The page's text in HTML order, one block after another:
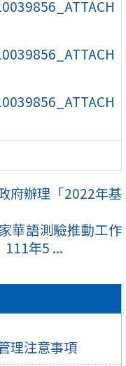
理注意事項
府辦理「2022年基
華語測驗推動工作
111年5 ...